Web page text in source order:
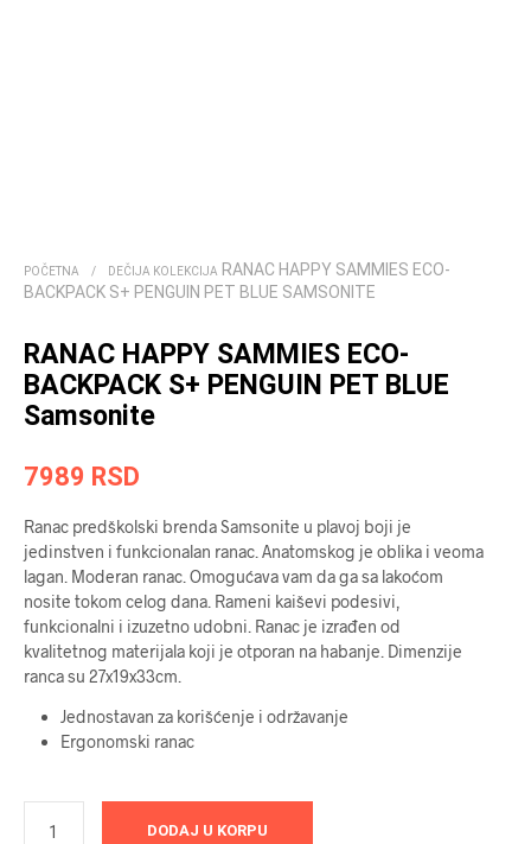
POČETNA / DEČIJA KOLEKCIJA RANAC HAPPY SAMMIES ECO-
BACKPACK S+ PENGUIN PET BLUE SAMSONITE
RANAC HAPPY SAMMIES ECO-
BACKPACK S+ PENGUIN PET BLUE
Samsonite
7989 RSD
Ranac predškolski brenda Samsonite u plavoj boji je
jedinstven i funkcionalan ranac. Anatomskog je oblika i veoma
lagan. Moderan ranac. Omogućava vam da ga sa lakoćom
nosite tokom celog dana. Rameni kaiševi podesivi,
funkcionalni i izuzetno udobni. Ranac je izrađen od
kvalitetnog materijala koji je otporan na habanje. Dimenzije
ranca su 27x19x33cm.
Jednostavan za korišćenje i održavanje
Ergonomski ranac
DODAJ U KORPU